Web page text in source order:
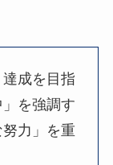
成を目指
を強調す
力」を重